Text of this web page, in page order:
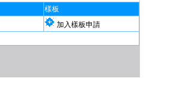
樣板
加入樣板申請